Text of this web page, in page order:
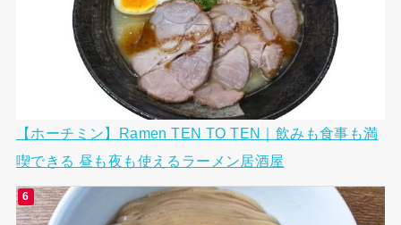
【ホーチミン】Ramen TEN TO TEN｜飲みも食事も満
喫できる 昼も夜も使えるラーメン居酒屋